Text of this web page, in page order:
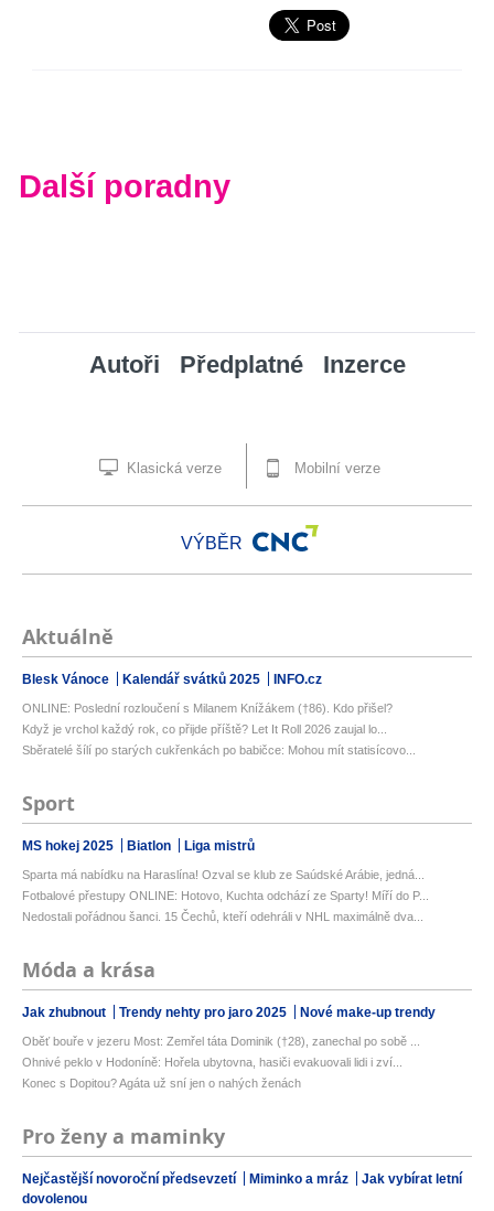
Další poradny
Autoři Předplatné Inzerce
Klasická verze Mobilní verze
VÝBĚR
Aktuálně
Blesk Vánoce Kalendář svátků 2025 INFO.cz
ONLINE: Poslední rozloučení s Milanem Knížákem (†86). Kdo přišel?
Když je vrchol každý rok, co přijde příště? Let It Roll 2026 zaujal lo...
Sběratelé šílí po starých cukřenkách po babičce: Mohou mít statisícovo...
Sport
MS hokej 2025 Biatlon Liga mistrů
Sparta má nabídku na Haraslína! Ozval se klub ze Saúdské Arábie, jedná...
Fotbalové přestupy ONLINE: Hotovo, Kuchta odchází ze Sparty! Míří do P...
Nedostali pořádnou šanci. 15 Čechů, kteří odehráli v NHL maximálně dva...
Móda a krása
Jak zhubnout Trendy nehty pro jaro 2025 Nové make-up trendy
Oběť bouře v jezeru Most: Zemřel táta Dominik (†28), zanechal po sobě ...
Ohnivé peklo v Hodoníně: Hořela ubytovna, hasiči evakuovali lidi i zví...
Konec s Dopitou? Agáta už sní jen o nahých ženách
Pro ženy a maminky
Nejčastější novoroční předsevzetí Miminko a mráz
Jak vybírat letní
dovolenou